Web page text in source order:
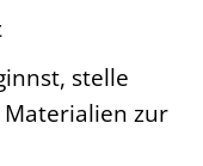
stelle
Materialien zur